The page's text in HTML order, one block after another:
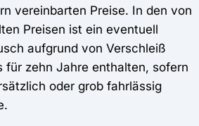
vereinbarten Preise. In den von
Preisen ist ein eventuell
aufgrund von Verschleiß
für zehn Jahre enthalten, sofern
oder grob fahrlässig